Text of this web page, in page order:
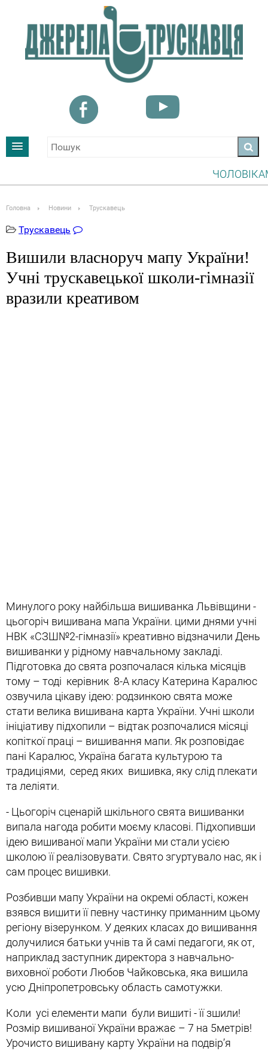
ЧОЛОВІКАМ,
Головна Новини Трускавець
Трускавець
Вишили власноруч мапу України!
Учні трускавецької школи-гімназії
вразили креативом
Минулого року найбільша вишиванка Львівщини -
цьогоріч вишивана мапа України. цими днями учні
НВК «СЗШ№2-гімназії» креативно відзначили День
вишиванки у рідному навчальному закладі.
Підготовка до свята розпочалася кілька місяців
тому – тоді керівник 8-А класу Катерина Каралюс
озвучила цікаву ідею: родзинкою свята може
стати велика вишивана карта України. Учні школи
ініціативу підхопили – відтак розпочалися місяці
копіткої праці – вишивання мапи. Як розповідає
пані Каралюс, Україна багата культурою та
традиціями, серед яких вишивка, яку слід плекати
та леліяти.
- Цьогоріч сценарій шкільного свята вишиванки
випала нагода робити моєму класові. Підхопивши
ідею вишиваної мапи України ми стали усією
школою її реалізовувати. Свято згуртувало нас, як і
сам процес вишивки.
Розбивши мапу України на окремі області, кожен
взявся вишити її певну частинку приманним цьому
регіону візерунком. У деяких класах до вишивання
долучилися батьки учнів та й самі педагоги, як от,
наприклад заступник директора з навчально-
виховної роботи Любов Чайковська, яка вишила
усю Дніпропетровську область самотужки.
Коли усі елементи мапи були вишиті - її зшили!
Розмір вишиваної України вражає – 7 на 5метрів!
Урочисто вишивану карту України на подвір’я